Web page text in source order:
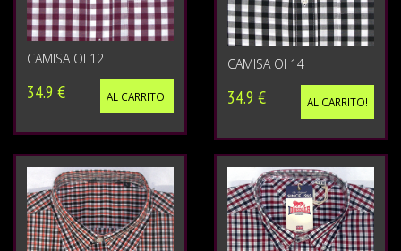
CAMISA OI 12
34.9 € AL CARRITO!
CAMISA OI 14
34.9 € AL CARRITO!